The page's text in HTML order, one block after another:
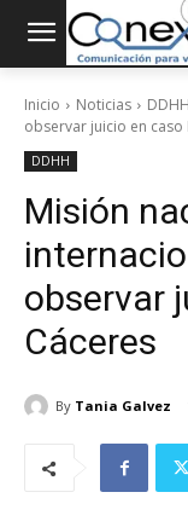
Inicio Noticias DDHH
observar juicio en caso
DDHH
Misión
observar
Cáceres
By Tania Galvez